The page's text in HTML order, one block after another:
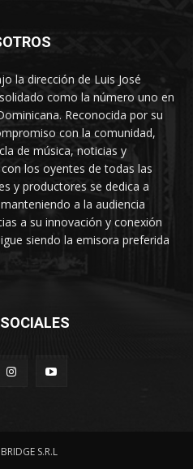
la dirección de Luis José
como la número uno en
Reconocida por su
con la comunidad,
de música, noticias y
los oyentes de todas las
y productores se dedica a
a la audiencia
a su innovación y conexión
siendo la emisora preferida
S.R.L